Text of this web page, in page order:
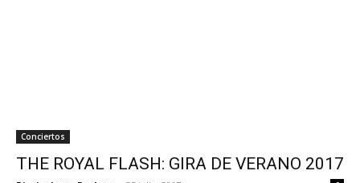
Conciertos
THE ROYAL FLASH: GIRA DE VERANO 2017